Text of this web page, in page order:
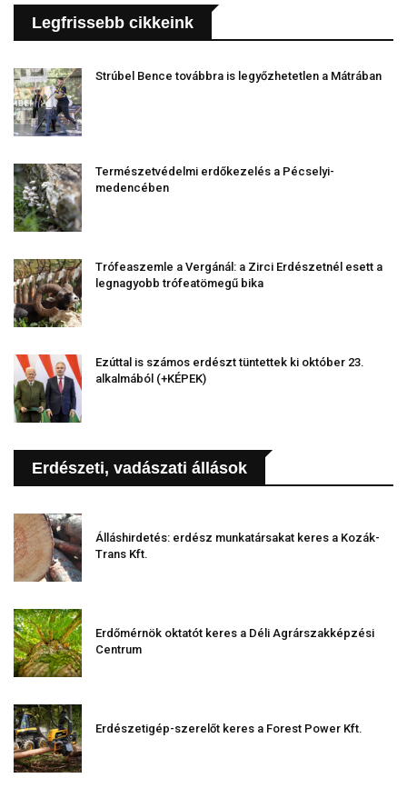
Legfrissebb cikkeink
Strúbel Bence továbbra is legyőzhetetlen a Mátrában
Természetvédelmi erdőkezelés a Pécselyi-
medencében
Trófeaszemle a Vergánál: a Zirci Erdészetnél esett a
legnagyobb trófeatömegű bika
Ezúttal is számos erdészt tüntettek ki október 23.
alkalmából (+KÉPEK)
Erdészeti, vadászati állások
Álláshirdetés: erdész munkatársakat keres a Kozák-
Trans Kft.
Erdőmérnök oktatót keres a Déli Agrárszakképzési
Centrum
Erdészetigép-szerelőt keres a Forest Power Kft.